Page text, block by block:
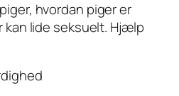
hvordan piger er
kan lide seksuelt. Hjælp